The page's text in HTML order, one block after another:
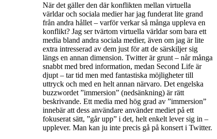
När det gäller den där konflikten mellan virtuella
världar och sociala medier har jag funderat lite grand
från andra hållet – varför verkar så många uppleva en
konflikt? Jag ser tvärtom virtuella världar som bara ett
media bland andra sociala medier, även om jag är lite
extra intresserad av dem just för att de särskiljer sig
längs en annan dimension. Twitter är grunt – når många
snabbt med bred information, medan Second Life är
djupt – tar tid men med fantastiska möjligheter till
uttryck och med en helt annan närvaro. Det engelska
buzzwordet ”immersion” (nedsänkning) är rätt
beskrivande. Ett media med hög grad av ”immersion”
innebär att dess användare använder mediet på ett
fokuserat sätt, ”går upp” i det, helt enkelt lever sig in –
upplever. Man kan ju inte precis gå på konsert i Twitter.